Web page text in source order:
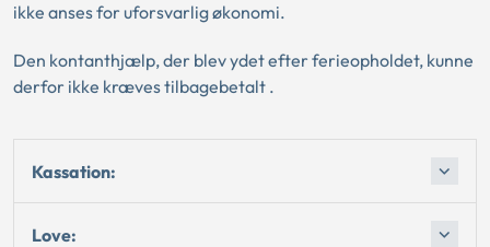
ikke anses for uforsvarlig økonomi.
Den kontanthjælp, der blev ydet efter ferieopholdet, kunne
derfor ikke kræves tilbagebetalt .
Kassation:
Love: